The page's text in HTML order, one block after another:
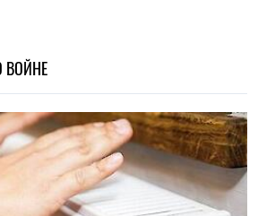
подготовке зимы: Киев восстановил